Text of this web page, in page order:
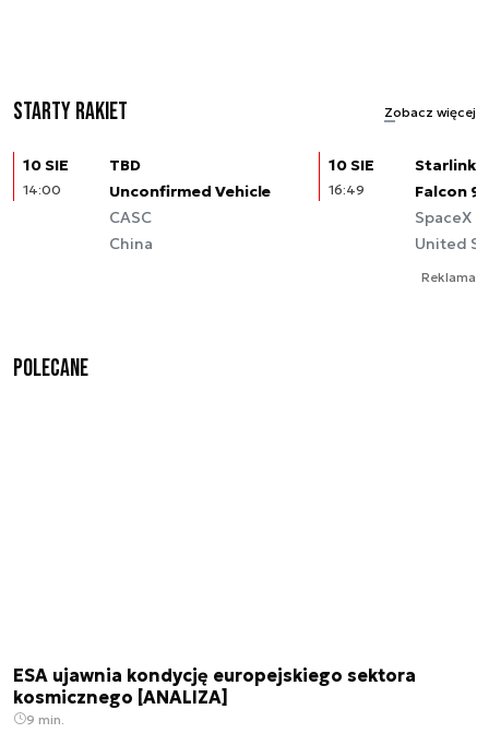
Starty rakiet Zobacz więcej
10 SIE
14:00
TBD
Unconfirmed Vehicle
CASC
China
10 SIE
16:49
Starlink
Falcon 9
SpaceX
United
Reklama
Polecane
ESA ujawnia kondycję europejskiego sektora
kosmicznego [ANALIZA]
9 min.